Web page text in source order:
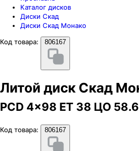
Каталог дисков
Диски Скад
Диски Скад Монако
Код товара:
806167
Литой диск Скад
PCD 4x98 ЕТ 38 ЦО 58.6
Код товара: 806167